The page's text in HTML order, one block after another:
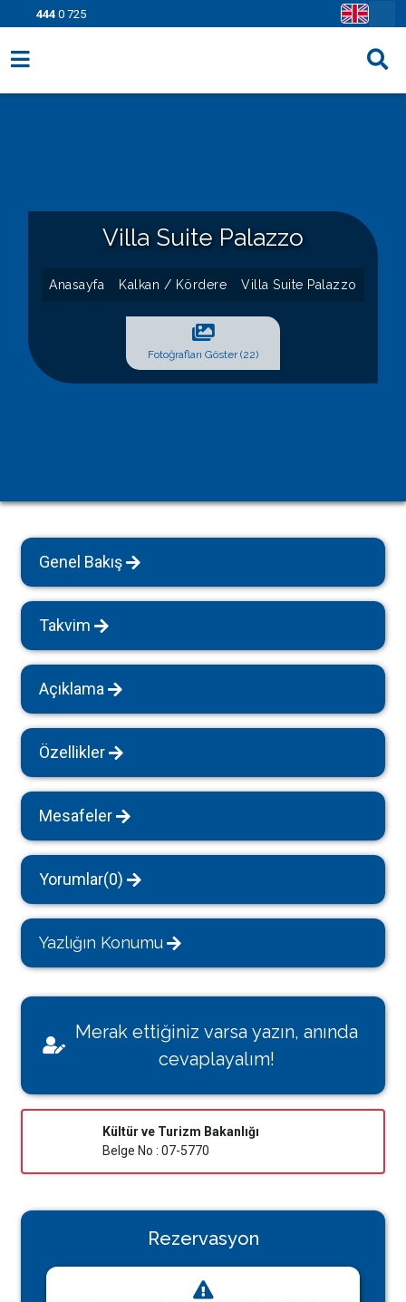
444 0 725
Villa Suite Palazzo
Anasayfa Kalkan / Kördere Villa Suite Palazzo
Fotoğrafları Göster (22)
Genel Bakış
Takvim
Açıklama
Özellikler
Mesafeler
Yorumlar(0)
Yazlığın Konumu
Merak ettiğiniz varsa yazın, anında
cevaplayalım!
Kültür ve Turizm Bakanlığı
Belge No : 07-5770
Rezervasyon